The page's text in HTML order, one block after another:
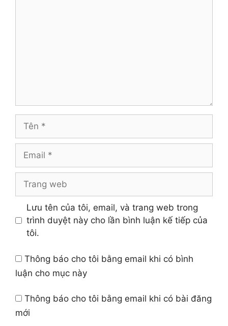
Tên
Email
Trang
Lưu tên của tôi, email, và trang web trong
trình duyệt này cho lần bình luận kế tiếp của
tôi.
Thông báo cho tôi bằng email khi có bình
luận cho mục này
Thông báo cho tôi bằng email khi có bài đăng
mới